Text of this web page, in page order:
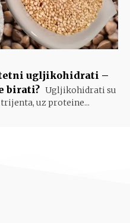
ugljikohidrati –
birati? Ugljikohidrati su
uz proteine...